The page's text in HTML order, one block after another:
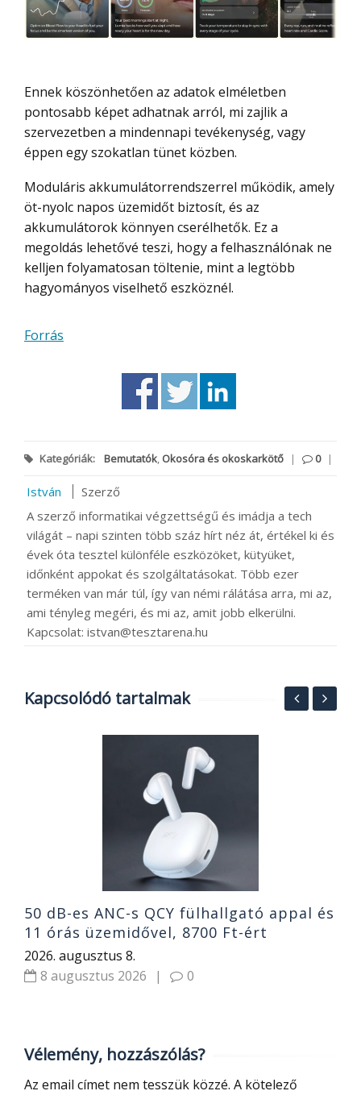
Ennek köszönhetően az adatok elméletben
pontosabb képet adhatnak arról, mi zajlik a
szervezetben a mindennapi tevékenység, vagy
éppen egy szokatlan tünet közben.
Moduláris akkumulátorrendszerrel működik, amely
öt-nyolc napos üzemidőt biztosít, és az
akkumulátorok könnyen cserélhetők. Ez a
megoldás lehetővé teszi, hogy a felhasználónak ne
kelljen folyamatosan töltenie, mint a legtöbb
hagyományos viselhető eszköznél.
Forrás
Kategóriák: Bemutatók, Okosóra és okoskarkötő | 0 |
István
Szerző
A szerző informatikai végzettségű és imádja a tech
világát – napi szinten több száz hírt néz át, értékel ki és
évek óta tesztel különféle eszközöket, kütyüket,
időnként appokat és szolgáltatásokat. Több ezer
terméken van már túl, így van némi rálátása arra, mi az,
ami tényleg megéri, és mi az, amit jobb elkerülni.
Kapcsolat: istvan@tesztarena.hu
Kapcsolódó tartalmak
50 dB-es ANC-s QCY fülhallgató appal és
11 órás üzemidővel, 8700 Ft-ért
2026. augusztus 8.
8 augusztus 2026
| 0
Vélemény, hozzászólás?
Az email címet nem tesszük közzé. A kötelező